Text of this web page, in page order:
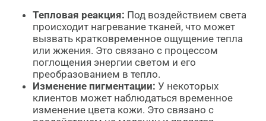
Тепловая реакция: Под воздействием света
происходит нагревание тканей, что может
вызвать кратковременное ощущение тепла
или жжения. Это связано с процессом
поглощения энергии светом и его
преобразованием в тепло.
Изменение пигментации: У некоторых
клиентов может наблюдаться временное
изменение цвета кожи. Это связано с